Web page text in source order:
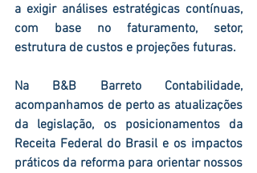
a exigir análises estratégicas contínuas,
com base no faturamento, setor,
estrutura de custos e projeções futuras.
Na B&B Barreto Contabilidade,
acompanhamos de perto as atualizações
Receita Federal do Brasil e os impactos
práticos da reforma para orientar nossos